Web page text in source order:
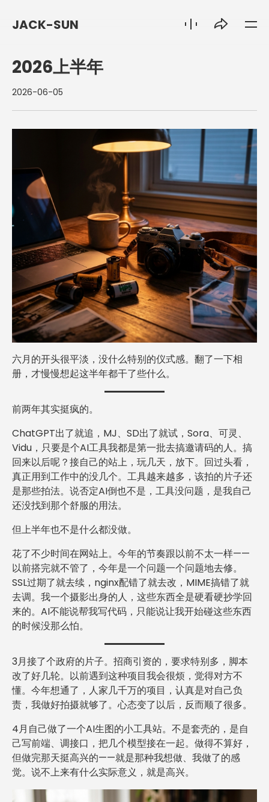
JACK-SUN
2026上半年
2026-06-05
六月的开头很平淡，没什么特别的仪式感。翻了一下相
册，才慢慢想起这半年都干了些什么。
前两年其实挺疯的。
ChatGPT出了就追，MJ、SD出了就试，Sora、可灵、
Vidu，只要是个AI工具我都是第一批去搞邀请码的人。搞
回来以后呢？接自己的站上，玩几天，放下。回过头看，
真正用到工作中的没几个。工具越来越多，该拍的片子还
是那些拍法。说否定AI倒也不是，工具没问题，是我自己
还没找到那个舒服的用法。
但上半年也不是什么都没做。
花了不少时间在网站上。今年的节奏跟以前不太一样——
以前搭完就不管了，今年是一个问题一个问题地去修。
SSL过期了就去续，nginx配错了就去改，MIME搞错了就
去调。我一个摄影出身的人，这些东西全是硬看硬抄学回
来的。AI不能说帮我写代码，只能说让我开始碰这些东西
的时候没那么怕。
3月接了个政府的片子。招商引资的，要求特别多，脚本
改了好几轮。以前遇到这种项目我会很烦，觉得对方不
懂。今年想通了，人家几千万的项目，认真是对自己负
责，我做好拍摄就够了。心态变了以后，反而顺了很多。
4月自己做了一个AI生图的小工具站。不是套壳的，是自
己写前端、调接口，把几个模型接在一起。做得不算好，
但做完那天挺高兴的——就是那种我想做、我做了的感
觉。说不上来有什么实际意义，就是高兴。